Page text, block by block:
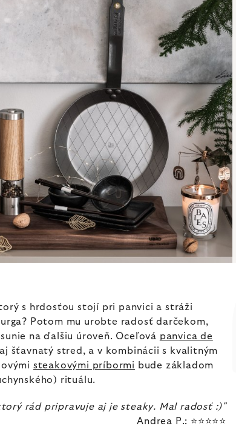
s hrdosťou stojí pri panvici a stráži
Potom mu urobte radosť darčekom,
na ďalšiu úroveň. Oceľová panvica de
šťavnatý stred, a v kombinácii s kvalitným
steakovými príbormi bude základom
rituálu.
rád pripravuje aj je steaky. Mal radosť :)"
Andrea P.: ⭐⭐⭐⭐⭐